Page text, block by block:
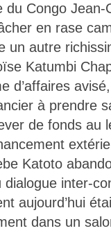
Congo Jean-
en rase
un autre
Katumbi
d’affaires
à prendre
de fonds au
Katoto
inter-
aujourd’hui
dans un